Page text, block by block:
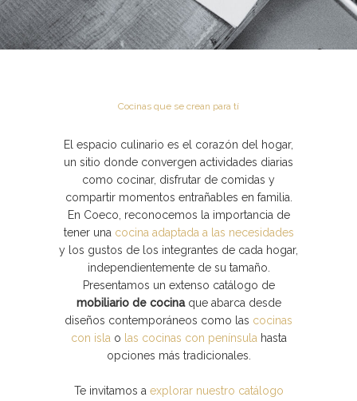
Cocinas que se crean para tí
El espacio culinario es el corazón del hogar,
un sitio donde convergen actividades diarias
como cocinar, disfrutar de comidas y
compartir momentos entrañables en familia.
En Coeco, reconocemos la importancia de
tener una cocina adaptada a las necesidades
y los gustos de los integrantes de cada hogar,
independientemente de su tamaño.
Presentamos un extenso catálogo de
mobiliario de cocinaque abarca desde
diseños contemporáneos como las cocinas
con islao las cocinas con penínsulahasta
opciones más tradicionales.
Te invitamos a explorar nuestro catálogo